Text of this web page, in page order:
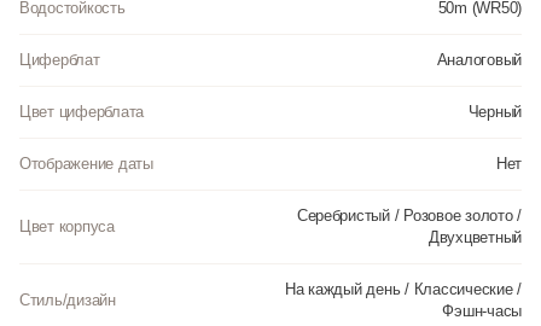
Водостойкость 50m (WR50)
Циферблат Аналоговый
Цвет циферблата Черный
Отображение даты Нет
Цвет корпуса
Серебристый / Розовое золото /
Двухцветный
Стиль/дизайн
На каждый день / Классические /
Фэшн-часы